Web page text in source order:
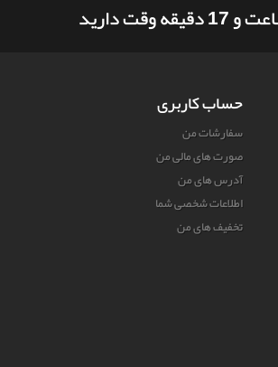
حساب کاربری
سفارشات من
صورت های مالی من
آدرس های من
اطلاعات شخصی شما
تخفیف های من